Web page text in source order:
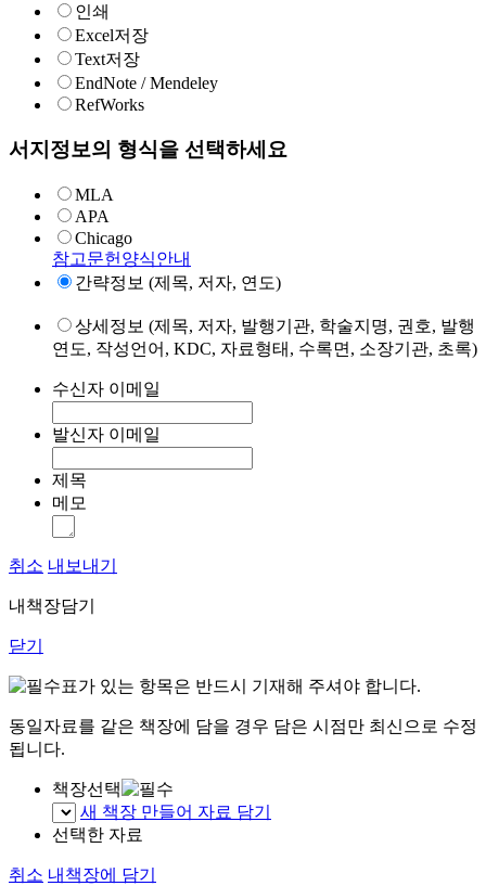
인쇄
Excel저장
Text저장
EndNote / Mendeley
RefWorks
서지정보의 형식을 선택하세요
MLA
APA
Chicago
참고문헌양식안내
간략정보 (제목, 저자, 연도)
상세정보 (제목, 저자, 발행기관, 학술지명, 권호, 발행
연도, 작성언어, KDC, 자료형태, 수록면, 소장기관, 초록)
수신자 이메일
발신자 이메일
제목
메모
취소 내보내기
내책장담기
닫기
표가 있는 항목은 반드시 기재해 주셔야 합니다.
동일자료를 같은 책장에 담을 경우 담은 시점만 최신으로 수정
됩니다.
책장선택
새 책장 만들어 자료 담기
선택한 자료
취소 내책장에 담기